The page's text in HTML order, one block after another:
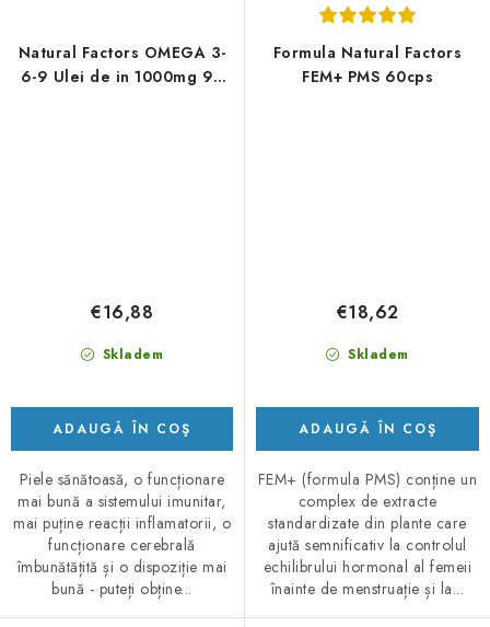
Natural Factors OMEGA 3-
6-9 Ulei de in 1000mg 90
Skladem
€16,88
ADAUGĂ ÎN COŞ
Piele sănătoasă, o funcționare
mai bună a sistemului imunitar,
mai puține reacții inflamatorii, o
funcționare cerebrală
îmbunătățită și o dispoziție mai
bună - puteți obține...
Formula Natural Factors
FEM+ PMS 60cps
Skladem
€18,62
ADAUGĂ ÎN COŞ
FEM+ (formula PMS) conține un
complex de extracte
standardizate din plante care
ajută semnificativ la controlul
echilibrului hormonal al femeii
înainte de menstruație și la...